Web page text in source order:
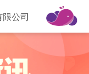
公司